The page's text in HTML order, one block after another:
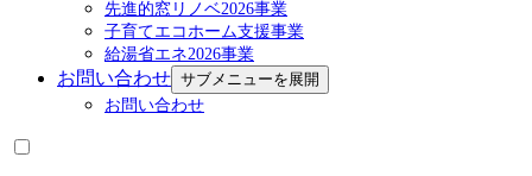
先進的窓リノベ2026事業
子育てエコホーム支援事業
給湯省エネ2026事業
お問い合わせ サブメニューを展開
お問い合わせ